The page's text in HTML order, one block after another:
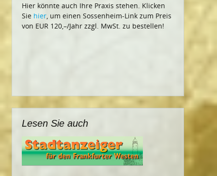
Hier könnte auch Ihre Praxis stehen. Klicken
Sie hier, um einen Sossenheim-Link zum Preis
von EUR 120,–/Jahr zzgl. MwSt. zu bestellen!
Lesen Sie auch